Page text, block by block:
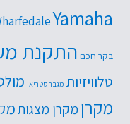
Yamaha
בקר חכם התקנת
טלוויזיות מגבר סטריאו
מקרןמקרן מצגות